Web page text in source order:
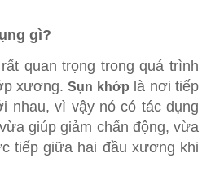
gì?
rất quan trọng trong quá trình
xương.Sụn khớp là nơi tiếp
nhau, vì vậy nó có tác dụng
giúp giảm chấn động, vừa
tiếp giữa hai đầu xương khi